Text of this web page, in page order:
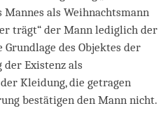
als Weihnachtsmann
trägt“ der Mann lediglich der
Grundlage des Objektes der
der Existenz als
Kleidung, die getragen
bestätigen den Mann nicht.